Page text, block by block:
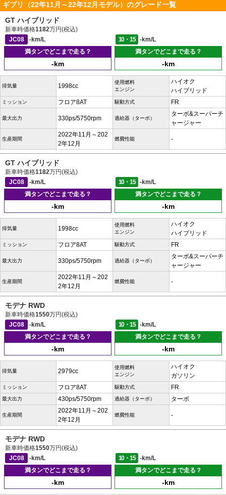
ギブリ（22年11月～22年12月モデル）のグレード一覧
GT ハイブリッド
新車時価格1182万円(税込)
JC08
-km/L 10・15
-km/L
満タンでどこまで走る？
-km
満タンでどこまで走る？
-km
排気量 1998cc
使用燃料
エンジン
ハイオク
ハイブリッド
ミッション フロア8AT 駆動方式 FR
最大出力 330ps/5750rpm 過給器（ターボ）
ターボ&スーパーチ
ャージャー
生産期間
2022年11月～202
2年12月
燃費性能 -
GT ハイブリッド
新車時価格1182万円(税込)
JC08
-km/L 10・15
-km/L
満タンでどこまで走る？
-km
満タンでどこまで走る？
-km
排気量 1998cc
使用燃料
エンジン
ハイオク
ハイブリッド
ミッション フロア8AT 駆動方式 FR
最大出力 330ps/5750rpm 過給器（ターボ）
ターボ&スーパーチ
ャージャー
生産期間
2022年11月～202
2年12月
燃費性能 -
モデナ RWD
新車時価格1550万円(税込)
JC08
-km/L 10・15
-km/L
満タンでどこまで走る？
-km
満タンでどこまで走る？
-km
排気量 2979cc
使用燃料
エンジン
ハイオク
ガソリン
ミッション フロア8AT 駆動方式 FR
最大出力 430ps/5750rpm 過給器（ターボ） ターボ
生産期間
2022年11月～202
2年12月
燃費性能 -
モデナ RWD
新車時価格1550万円(税込)
JC08
-km/L 10・15
-km/L
満タンでどこまで走る？
-km
満タンでどこまで走る？
-km